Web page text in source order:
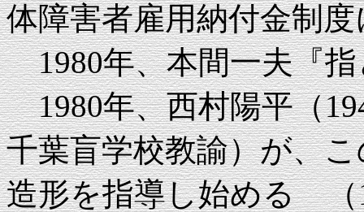
体障害者雇用納付金制
1980年、本間一夫『指
1980年、西村陽平（
千葉盲学校教諭）が、
造形を指導し始める （